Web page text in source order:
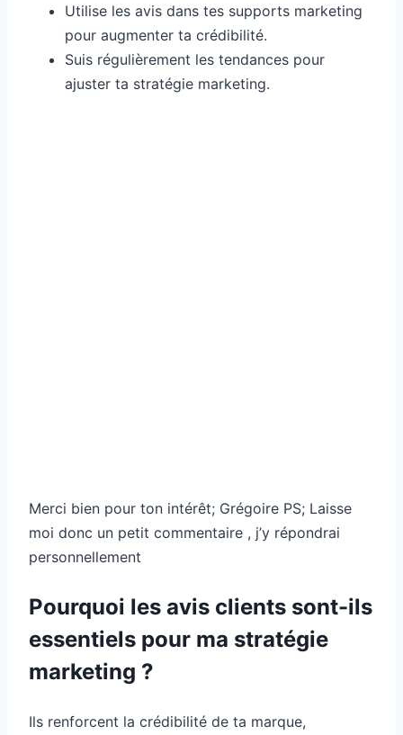
Utilise les avis dans tes supports marketing
pour augmenter ta crédibilité.
Suis régulièrement les tendances pour
ajuster ta stratégie marketing.
Merci bien pour ton intérêt; Grégoire PS; Laisse
moi donc un petit commentaire , j’y répondrai
personnellement
Pourquoi les avis clients sont-ils
essentiels pour ma stratégie
marketing ?
Ils renforcent la crédibilité de ta marque,